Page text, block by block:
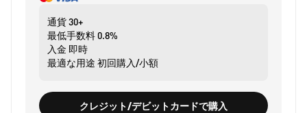
通貨30+
最低手数料0.8%
入金 即時
最適な用途 初回購入/小額
クレジット/デビットカードで購入